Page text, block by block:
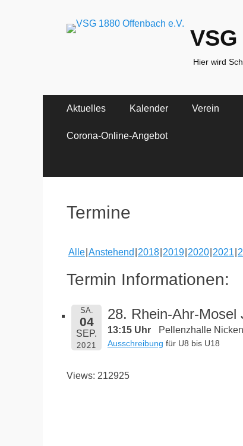
Hier wird
Primäres
springen
Aktuelles Kalender Verein
Corona-Online-Angebot
Termine
Alle Anstehend 2018 2019 2020 2021
Termin Informationen:
SA.
04
SEP.
2021
28. Rhein-Ahr-Mosel
13:15 Uhr Pellenzhalle
Ausschreibung für U8 bis U18
Views: 212925